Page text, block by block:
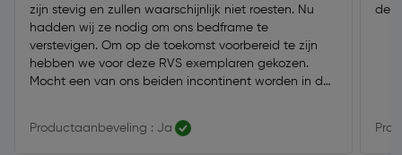
zijn stevig en zullen waarschijnlijk niet roesten. Nu
hadden wij ze nodig om ons bedframe te
verstevigen. Om op de toekomst voorbereid te zijn
hebben we voor deze RVS exemplaren gekozen.
Mocht een van ons beiden incontinent worden in de
Productaanbeveling : Ja